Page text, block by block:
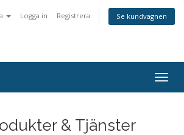
Logga in Registrera Se kundvagnen
& Tjänster